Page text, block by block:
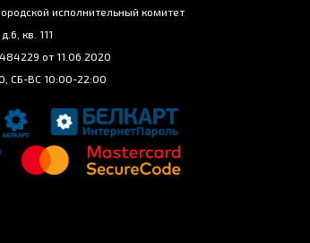
исполнительный комитет
кв. 111
от 11.06.2020
СБ-ВС 10:00-22:00